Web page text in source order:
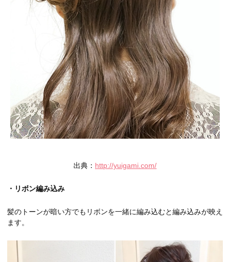
出典： http://yuigami.com/
・リボン編み込み
髪のトーンが暗い方でもリボンを一緒に編み込むと編み込みが映え
ます。